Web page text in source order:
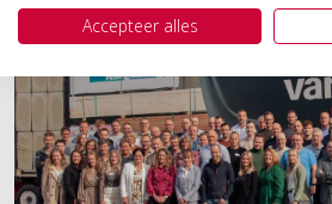
Accepteer alles